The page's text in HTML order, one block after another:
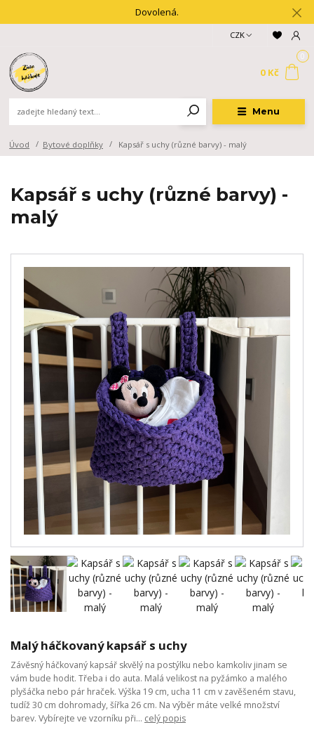
Dovolená.
Menu
CZK
0 Kč
Úvod Bytové doplňky Kapsář s uchy (různé barvy) - malý
Kapsář s uchy (různé barvy) -
malý
Malý háčkovaný kapsář s uchy
Závěsný háčkovaný kapsář skvělý na postýlku nebo kamkoliv jinam se
vám bude hodit. Třeba i do auta. Malá velikost na pyžámko a malého
plyšáčka nebo pár hraček. Výška 19 cm, ucha 11 cm v zavěšeném stavu,
tudíž 30 cm dohromady, šířka 26 cm. Na výběr máte velké množství
barev. Vybírejte ve vzorníku při... celý popis